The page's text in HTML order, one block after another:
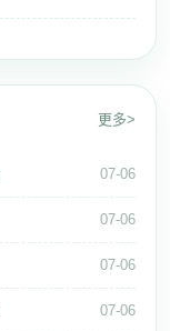
更多>
07-06
07-06
07-06
07-06